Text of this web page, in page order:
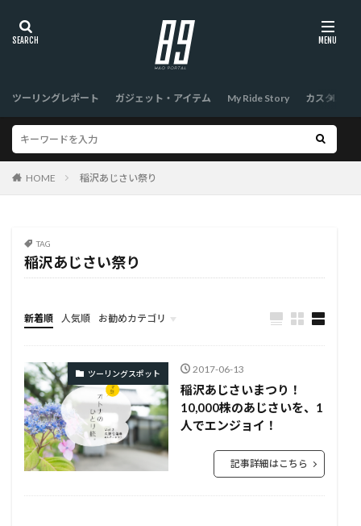
ツーリングレポート ガジェット・アイテム My Ride Story カスタム
HOME 稲沢あじさい祭り
TAG
稲沢あじさい祭り
新着順 人気順 お勧めカテゴリ
TOP
ツーリングスポット 2017-06-13
稲沢あじさいまつり！
10,000株のあじさいを、1
人でエンジョイ！
記事詳細はこちら